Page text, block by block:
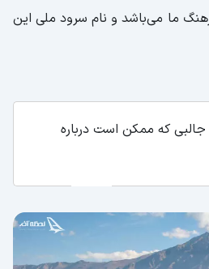
ما می‌باشد و نام سرود ملی این
جالبی که ممکن است درباره